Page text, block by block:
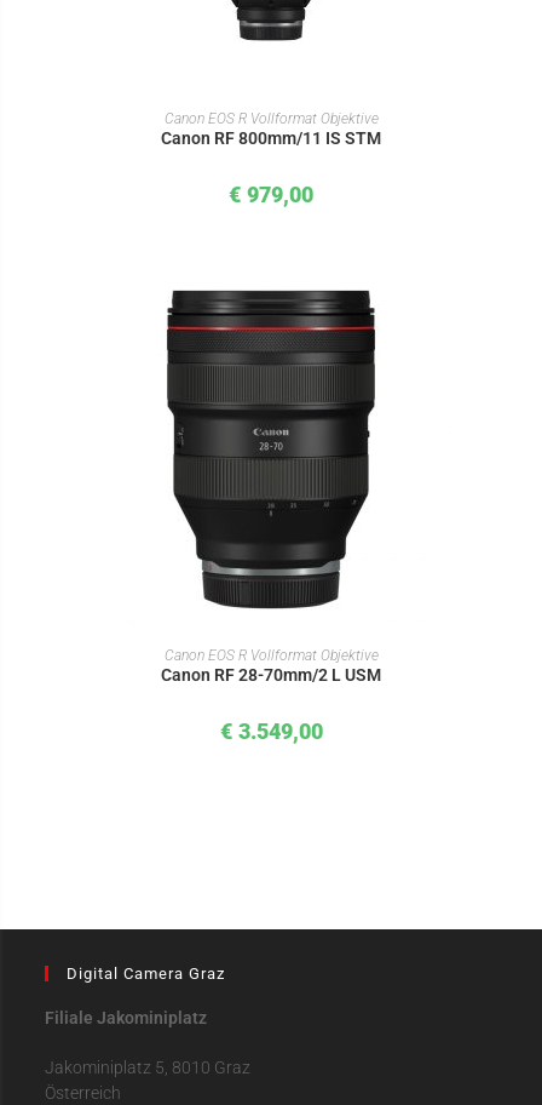
IN DEN WARENKORB
Canon EOS R Vollformat Objektive
Canon RF 800mm/11 IS STM
€ 979,00
IN DEN WARENKORB
Canon EOS R Vollformat Objektive
Canon RF 28-70mm/2 L USM
€ 3.549,00
Digital Camera Graz
Filiale Jakominiplatz
Jakominiplatz 5, 8010 Graz
Österreich